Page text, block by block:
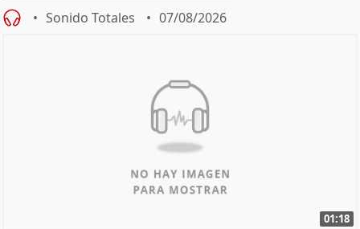
Sonido Totales 07/08/2026
01:18